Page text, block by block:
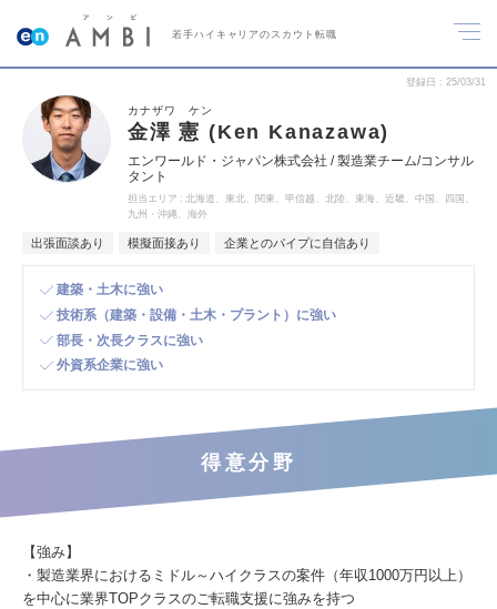
若手ハイキャリアのスカウト転職
登録日 25/03/31
カナザワ ケン
金澤 憲 (Ken Kanazawa)
エンワールド・ジャパン株式会社 / 製造業チーム/コンサル
タント
担当エリア
北海道、東北、関東、甲信越、北陸、東海、近畿、中国、四国、
九州・沖縄、海外
出張面談あり 模擬面接あり 企業とのパイプに自信あり
建築・土木に強い
技術系（建築・設備・土木・プラント）に強い
部長・次長クラスに強い
外資系企業に強い
得意分野
【強み】
・製造業界におけるミドル～ハイクラスの案件（年収1000万円以上）
を中心に業界TOPクラスのご転職支援に強みを持つ